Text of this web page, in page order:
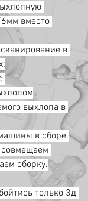
вместо
в
выхлопа в
в сборе.
сборку.
только 3д